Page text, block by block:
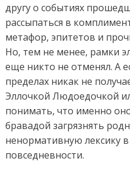
другу о событиях
рассыпаться в
метафор, эпитетов и
Но, тем не менее, рамки
еще никто не отменял. А
пределах никак не
Эллочкой Людоедочкой
понимать, что именно
бравадой загрязнять
ненормативную лексику
повседневности.